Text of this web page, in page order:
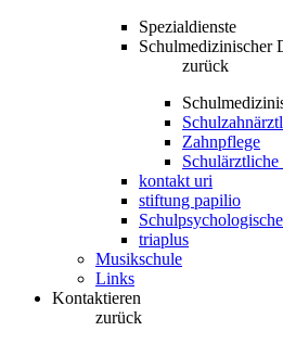
Spezialdienste
Schulmedizinischer
zurück
Zahnpflege
kontakt uri
stiftung papilio
triaplus
Musikschule
Links
Kontaktieren
zurück